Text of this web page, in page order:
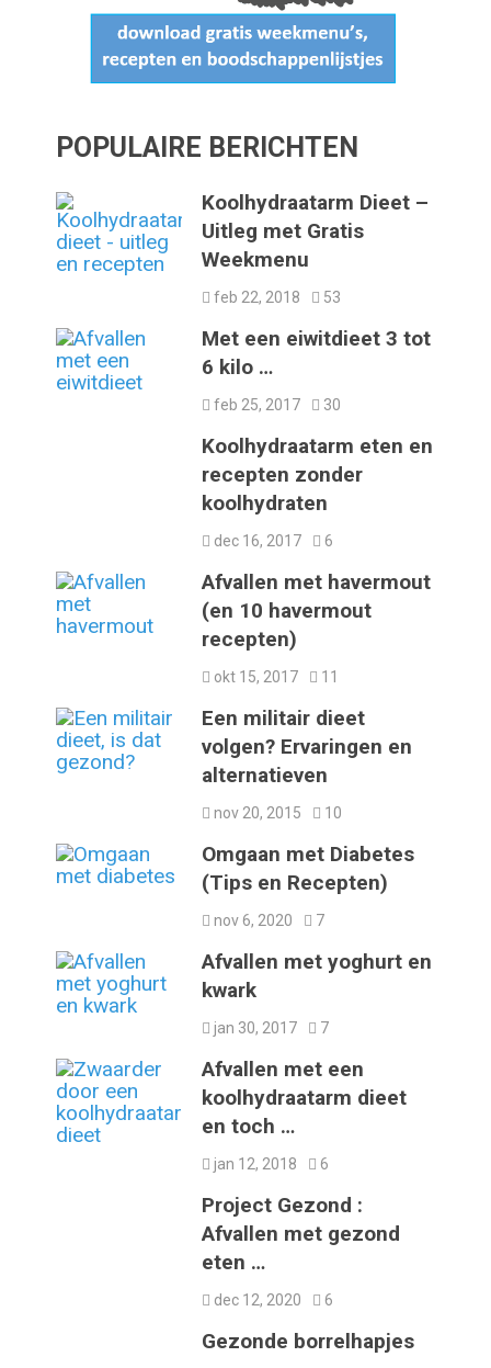
POPULAIRE BERICHTEN
Koolhydraatarm Dieet –
Uitleg met Gratis
Weekmenu
feb 22, 2018 53
Met een eiwitdieet 3 tot
6 kilo …
feb 25, 2017 30
Koolhydraatarm eten en
recepten zonder
koolhydraten
dec 16, 2017 6
Afvallen met havermout
(en 10 havermout
recepten)
okt 15, 2017 11
Een militair dieet
volgen? Ervaringen en
alternatieven
nov 20, 2015 10
Omgaan met Diabetes
(Tips en Recepten)
nov 6, 2020 7
Afvallen met yoghurt en
kwark
jan 30, 2017 7
Afvallen met een
koolhydraatarm dieet
en toch …
jan 12, 2018 6
Project Gezond :
Afvallen met gezond
eten …
dec 12, 2020 6
Gezonde borrelhapjes